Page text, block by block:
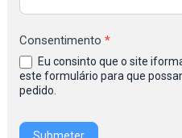
Inscrição
Newsletter
IFORMA
Consentimento*
este formulário para que
pedido.